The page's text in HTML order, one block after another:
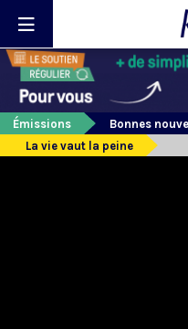
Émissions
Bonnes
La vie vaut la peine